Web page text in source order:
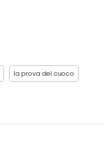
la prova del cuoco